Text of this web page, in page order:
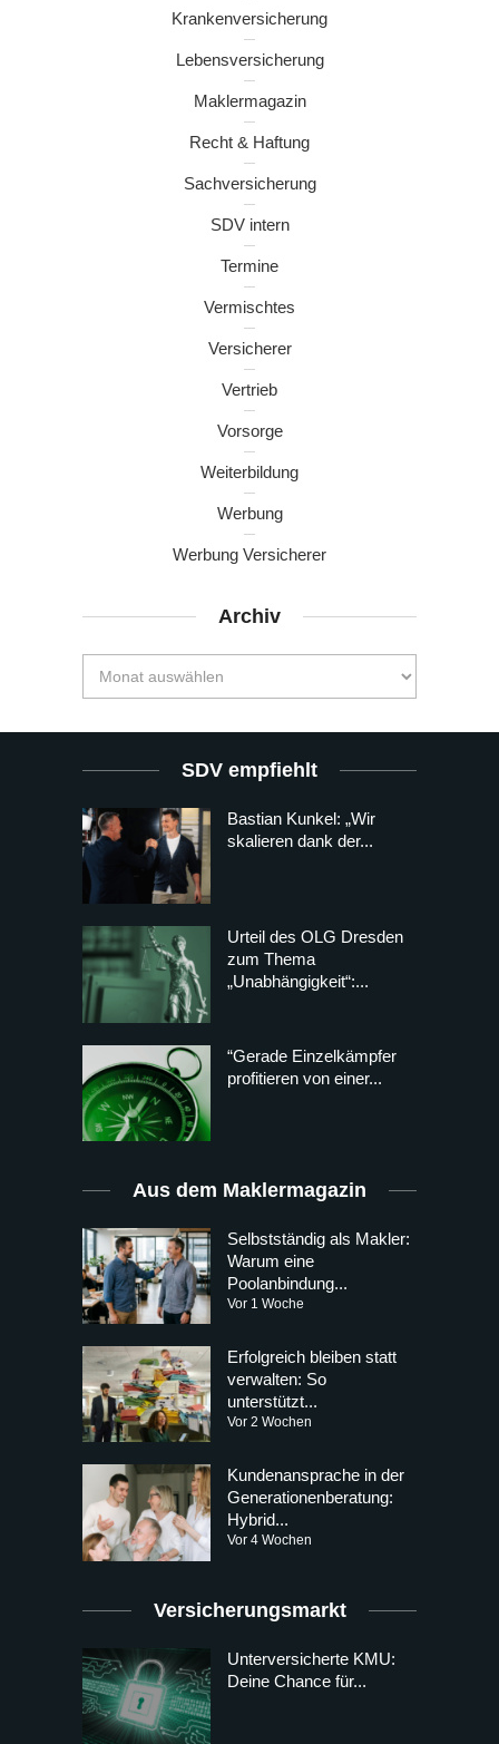
Krankenversicherung
Lebensversicherung
Maklermagazin
Recht & Haftung
Sachversicherung
SDV intern
Termine
Vermischtes
Versicherer
Vertrieb
Vorsorge
Weiterbildung
Werbung
Werbung Versicherer
Archiv
SDV empfiehlt
Bastian Kunkel: „Wir
skalieren dank der...
Urteil des OLG Dresden
zum Thema
„Unabhängigkeit“:...
“Gerade Einzelkämpfer
profitieren von einer...
Aus dem Maklermagazin
Selbstständig als Makler:
Warum eine
Poolanbindung...
Vor 1 Woche
Erfolgreich bleiben statt
verwalten: So
unterstützt...
Vor 2 Wochen
Kundenansprache in der
Generationenberatung:
Hybrid...
Vor 4 Wochen
Versicherungsmarkt
Unterversicherte KMU:
Deine Chance für...